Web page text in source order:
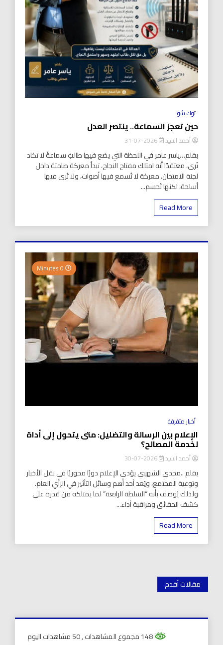
توك شو
حين تعجز السماعة.. ينتصر العدل
أحمد السيد 2026-07-31
بقلم…ياسر عامر في اللحظة التي يضع فيها طالبٌ سماعةً لا تكاد
تُرى، معتقدًا أنه امتلك مفتاح النجاح، تبدأ معركة صامتة داخل
لجنة الامتحان. معركة لا تُسمع فيها أصوات، ولا تُرى فيها
أسلحة، لكنها تُحسم...
Read More
أخبار متفرقة
الإعلام بين الرسالة والتضليل: متى يتحول إلى أداة
لخدمة المصالح؟
أحمد السيد 2026-07-30
بقلم ..مجدي الشهيبي يؤدي الإعلام دورًا محوريًا في نقل الأخبار
وتوعية المجتمع، ويُعد أحد أهم وسائل التأثير في الرأي العام.
ولذلك يُوصف بأنه “السلطة الرابعة” لما يمتلكه من قدرة على
كشف الحقائق ومراقبة أداء...
Read More
تصفّح
المقالات
مقالات أقدم
, 50 مشاهدات اليوم